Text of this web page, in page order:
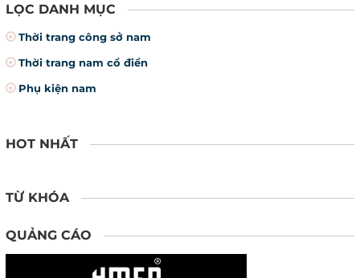
LỌC DANH MỤC
Thời trang công sở nam
Thời trang nam cổ điển
Phụ kiện nam
HOT NHẤT
TỪ KHÓA
QUẢNG CÁO